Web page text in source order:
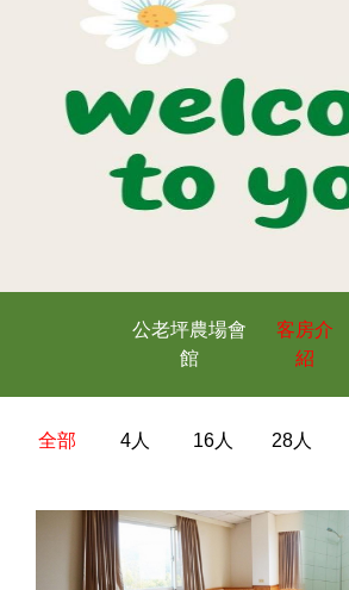
公老坪農場會
館
客房介
紹
全部 4人 16人 28人